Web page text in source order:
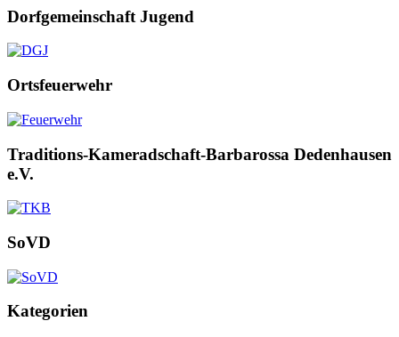
Dorfgemeinschaft Jugend
Ortsfeuerwehr
Traditions-Kameradschaft-Barbarossa Dedenhausen
e.V.
SoVD
Kategorien